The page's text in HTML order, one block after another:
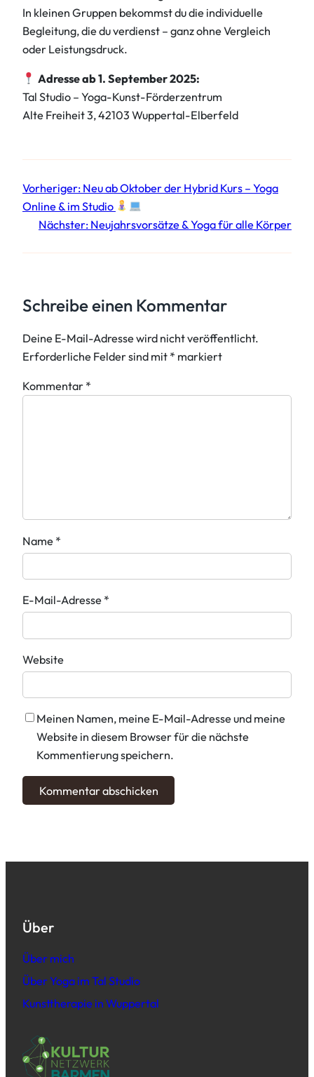
In kleinen Gruppen bekommst du die individuelle
Begleitung, die du verdienst – ganz ohne Vergleich
oder Leistungsdruck.
Adresse ab 1. September 2025:
Tal Studio – Yoga-Kunst-Förderzentrum
Alte Freiheit 3, 42103 Wuppertal-Elberfeld
Vorheriger: Neu ab Oktober der Hybrid Kurs – Yoga
Online & im Studio
Nächster: Neujahrsvorsätze & Yoga für alle Körper
Schreibe einen Kommentar
Deine E-Mail-Adresse wird nicht veröffentlicht.
Erforderliche Felder sind mit * markiert
Kommentar *
Name *
E-Mail-Adresse *
Website
Meinen Namen, meine E-Mail-Adresse und meine
Website in diesem Browser für die nächste
Kommentierung speichern.
Über
Über mich
Über Yoga im Tal Studio
Kunsttherapie in Wuppertal